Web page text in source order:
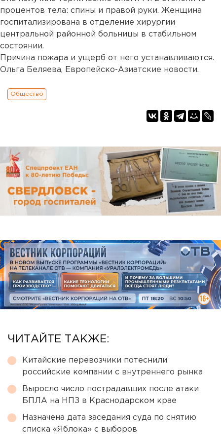
процентов тела: спины и правой руки. Женщина
госпитализирована в отделение хирургии
центральной районной больницы в стабильном
состоянии.
Причина пожара и ущерб от него устанавливаются.
Ольга Беляева, Европейско-Азиатские новости.
Общество
ЧИТАЙТЕ ТАКЖЕ:
Китайские перевозчики потеснили
российские компании с внутреннего рынка
Выросло число пострадавших после атаки
БПЛА на НПЗ в Краснодарском крае
Назначена дата заседания суда по снятию
списка «Яблока» с выборов